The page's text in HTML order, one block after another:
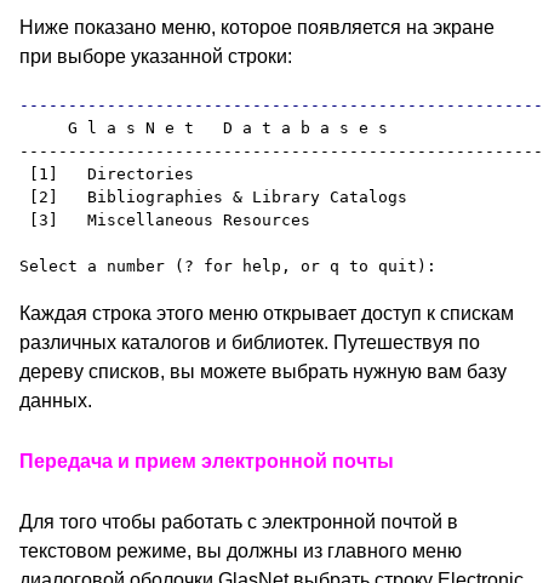
Ниже показано меню, которое появляется на экране
при выборе указанной строки:
     G l a s N e t   D a t a b a s e s
[1]   Directories
[2]   Bibliographies & Library Catalogs
[3]   Miscellaneous Resources
Каждая строка этого меню открывает доступ к спискам
различных каталогов и библиотек. Путешествуя по
дереву списков, вы можете выбрать нужную вам базу
данных.
Передача и прием электронной почты
Для того чтобы работать с электронной почтой в
текстовом режиме, вы должны из главного меню